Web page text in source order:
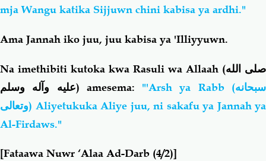
mja Wangu katika Sijjuwn chini kabisa ya ardhi."
Ama Jannah iko juu, juu kabisa ya 'Illiyyuwn.
Na imethibiti kutoka kwa Rasuli wa Allaah (صلى الله
عليه وآله وسلم) amesema: "'Arsh ya Rabb (سبحانه
وتعالى) Aliyetukuka Aliye juu, ni sakafu ya Jannah ya
Al-Firdaws."
[Fataawa Nuwr ‘Alaa Ad-Darb (4/2)]